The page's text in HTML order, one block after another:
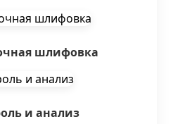
шлифовка
и анализ